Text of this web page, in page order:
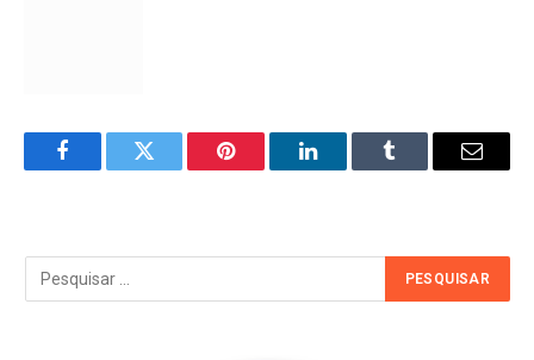
FacebookTwitter Pinterest LinkedInTumblr Email